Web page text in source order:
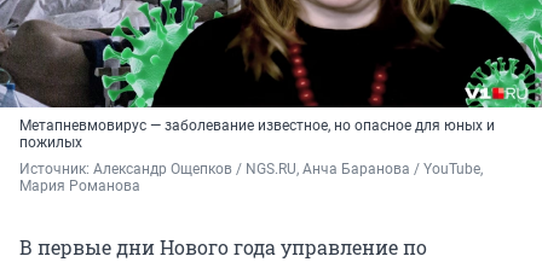
Метапневмовирус — заболевание известное, но опасное для юных и
пожилых
Источник: Александр Ощепков / NGS.RU, Анча Баранова / YouTube,
Мария Романова
В первые дни Нового года управление по